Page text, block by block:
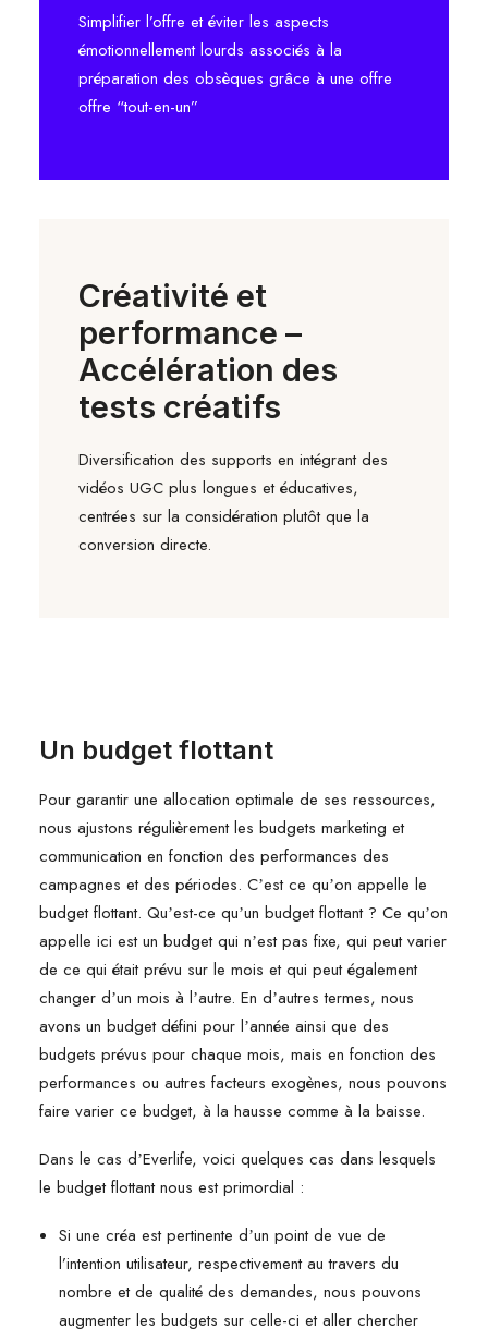
Simplifier l’offre et éviter les aspects
émotionnellement lourds associés à la
préparation des obsèques grâce à une offre
offre “tout-en-un”
Créativité et
performance –
Accélération des
tests créatifs
Diversification des supports en intégrant des
vidéos UGC plus longues et éducatives,
centrées sur la considération plutôt que la
conversion directe.
Un budget flottant
Pour garantir une allocation optimale de ses ressources,
nous ajustons régulièrement les budgets marketing et
communication en fonction des performances des
campagnes et des périodes. Cʼest ce quʼon appelle le
budget flottant. Quʼest-ce quʼun budget flottant ? Ce quʼon
appelle ici est un budget qui nʼest pas fixe, qui peut varier
de ce qui était prévu sur le mois et qui peut également
changer dʼun mois à lʼautre. En dʼautres termes, nous
avons un budget défini pour lʼannée ainsi que des
budgets prévus pour chaque mois, mais en fonction des
performances ou autres facteurs exogènes, nous pouvons
faire varier ce budget, à la hausse comme à la baisse.
Dans le cas dʼEverlife, voici quelques cas dans lesquels
le budget flottant nous est primordial :
Si une créa est pertinente dʼun point de vue de
l’intention utilisateur, respectivement au travers du
nombre et de qualité des demandes, nous pouvons
augmenter les budgets sur celle-ci et aller chercher